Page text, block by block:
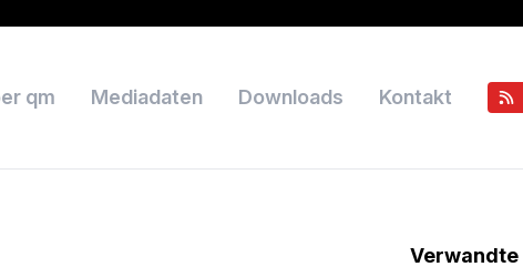
qm Mediadaten Downloads Kontakt
Verwandte